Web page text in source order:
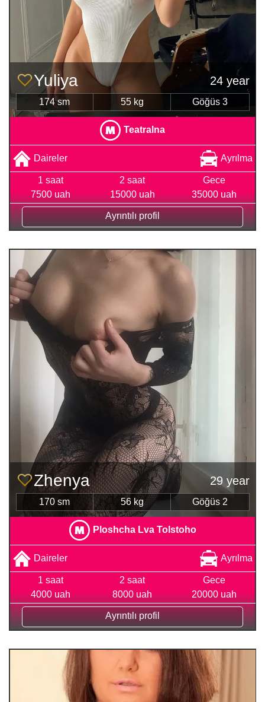
Yuliya 24 year
174 sm 55 kg Göğüs 3
Teatralna
Daireler Ayrılma
1 saat
7500 uah
2 saat
15000 uah
Gece
35000 uah
Ayrıntılı profil
Zhenya 29 year
170 sm 56 kg Göğüs 2
Ploshcha Lva Tolstoho
Daireler Ayrılma
1 saat
4000 uah
2 saat
8000 uah
Gece
20000 uah
Ayrıntılı profil